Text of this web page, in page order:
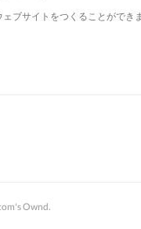
ブサイトをつくることができ
Ownd.